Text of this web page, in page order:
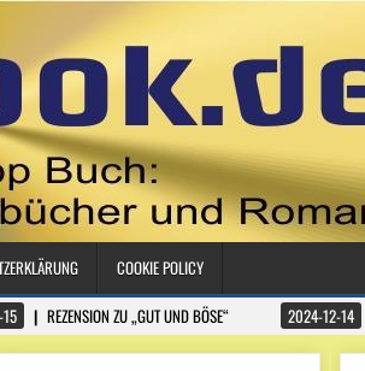
COOKIE POLICY
REZENSION ZU „GUT UND BÖSE“ 2024-12-14